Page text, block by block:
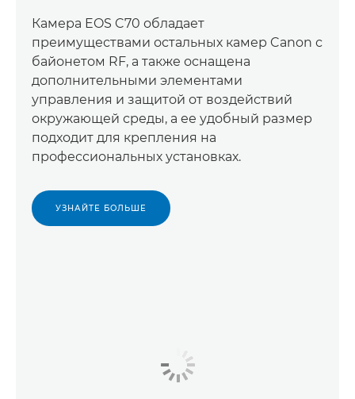
Камера EOS C70 обладает
преимуществами остальных камер Canon с
байонетом RF, а также оснащена
дополнительными элементами
управления и защитой от воздействий
окружающей среды, а ее удобный размер
подходит для крепления на
профессиональных установках.
УЗНАЙТЕ БОЛЬШЕ